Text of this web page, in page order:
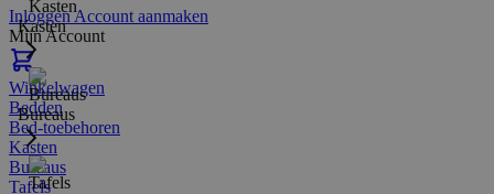
InloggenAccount aanmaken
Mijn Account
Winkelwagen
Kasten
Bureaus
Bedden
Bed-toebehoren
Kasten
Bureaus
Tafels